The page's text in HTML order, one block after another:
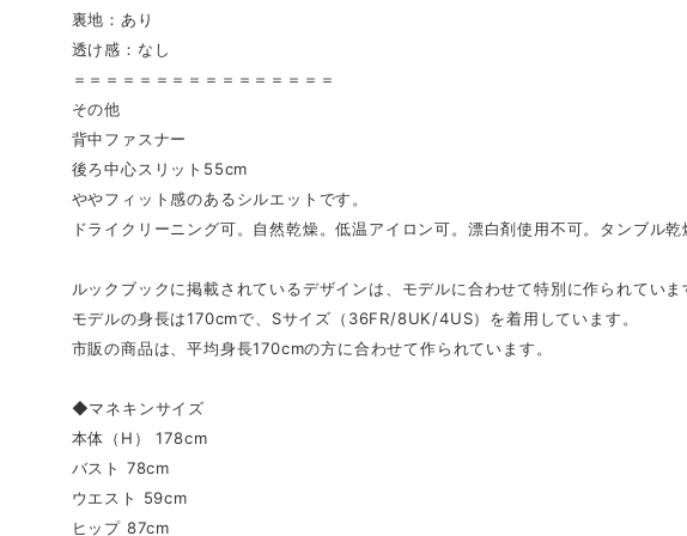
裏地：あり
透け感：なし
＝＝＝＝＝＝＝＝＝＝＝＝＝＝＝＝
その他
背中ファスナー
後ろ中心スリット55cm
ややフィット感のあるシルエットです。
ドライクリーニング可。自然乾燥。低温アイロン可。漂白剤使用不可。タンブル
ルックブックに掲載されているデザインは、モデルに合わせて特別に作られていま
モデルの身長は170cmで、Sサイズ（36FR/8UK/4US）を着用しています。
市販の商品は、平均身長170cmの方に合わせて作られています。
◆マネキンサイズ
本体（H） 178cm
バスト 78cm
ウエスト 59cm
ヒップ 87cm